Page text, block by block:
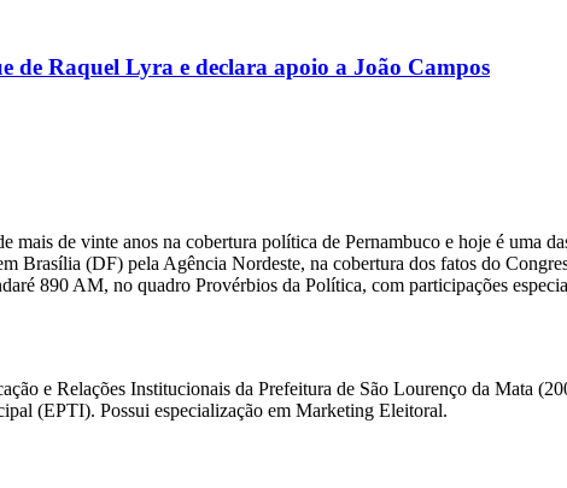
Raquel Lyra e declara apoio a João Campos
de vinte anos na cobertura política de Pernambuco e hoje é uma
Brasília (DF) pela Agência Nordeste, na cobertura dos fatos do
890 AM, no quadro Provérbios da Política, com participações
e Relações Institucionais da Prefeitura de São Lourenço da Mata
(EPTI). Possui especialização em Marketing Eleitoral.